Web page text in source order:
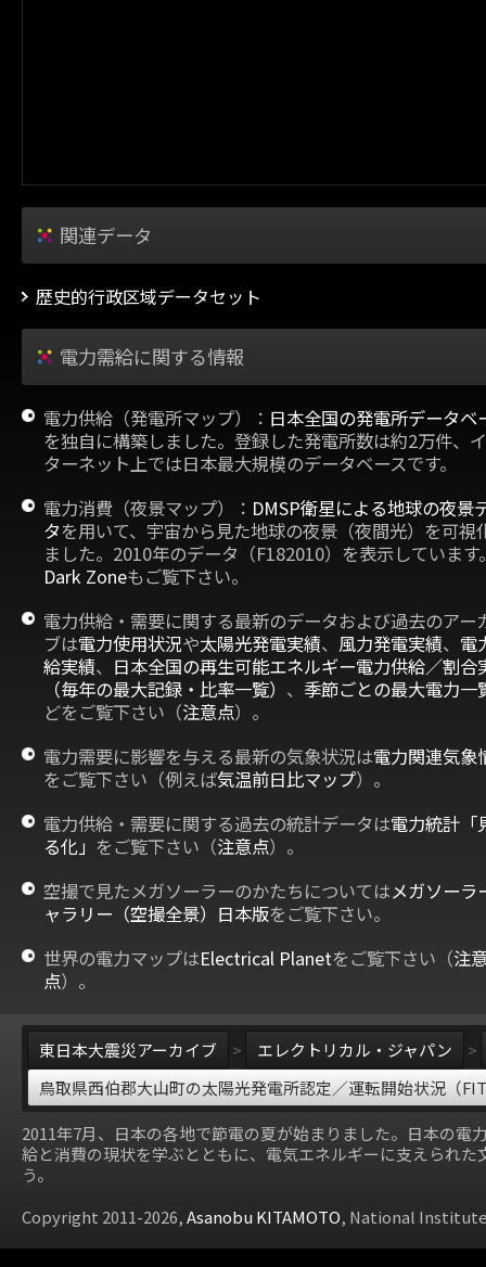
関連データ
歴史的行政区域データセット
電力需給に関する情報
電力供給（発電所マップ）： 日本全国の発電所データベ
を独自に構築しました。登録した発電所数は約2万件、
ターネット上では日本最大規模のデータベースです。
電力消費（夜景マップ）： DMSP衛星による地球の夜景
タを用いて、宇宙から見た地球の夜景（夜間光）を可視
ました。2010年のデータ（F182010）を表示しています
Dark Zoneもご覧下さい。
電力供給・需要に関する最新のデータおよび過去のアー
ブは電力使用状況や太陽光発電実績、 風力発電実績、 電
給実績、 日本全国の再生可能エネルギー電力供給／割合
（毎年の最大記録・比率一覧） 、 季節ごとの最大電力一
どをご覧下さい（注意点）。
電力需要に影響を与える最新の気象状況は電力関連気象
をご覧下さい（例えば気温前日比マップ）。
電力供給・需要に関する過去の統計データは電力統計「
る化」 をご覧下さい（注意点）。
空撮で見たメガソーラーのかたちについてはメガソーラ
ャラリー（空撮全景）日本版をご覧下さい。
世界の電力マップはElectrical Planetをご覧下さい（注
点）。
東日本大震災アーカイブ > エレクトリカル・ジャパン
>
鳥取県西伯郡大山町の太陽光発電所認定／運転開始状況（
2011年7月、日本の各地で節電の夏が始まりました。日本の電
給と消費の現状を学ぶとともに、電気エネルギーに支えられた
う。
Copyright 2011-2026,Asanobu KITAMOTO, National